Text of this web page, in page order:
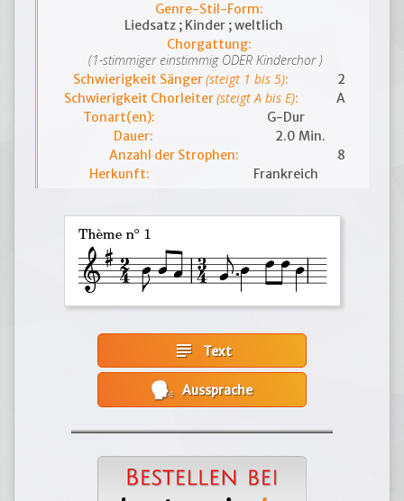
Genre-Stil-Form:
Liedsatz ; Kinder ; weltlich
Chorgattung:
(1-stimmiger einstimmig ODER Kinderchor )
Schwierigkeit Sänger(steigt 1 bis 5):
2
Schwierigkeit Chorleiter(steigt A bis E):
A
Tonart(en):
G-Dur
Dauer:
2.0 Min.
Anzahl der Strophen:
8
Herkunft:
Frankreich
subject Text
Aussprache